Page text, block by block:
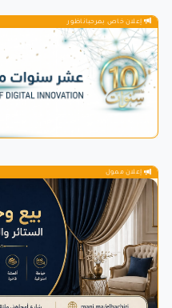
إعلان خاص بمرحباناظور
إعلان ممول